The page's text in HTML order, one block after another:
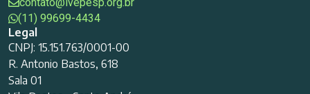
(11) 99699-4434
Legal
CNPJ: 15.151.763/0001-00
R. Antonio Bastos, 618
Sala 01